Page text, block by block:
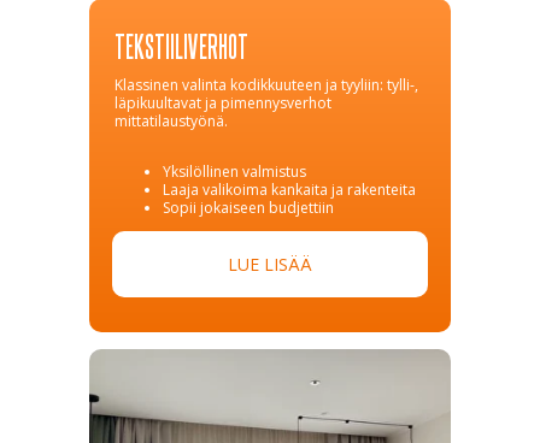
TEKSTIILIVERHOT
Klassinen valinta kodikkuuteen ja tyyliin: tylli-,
läpikuultavat ja pimennysverhot
mittatilaustyönä.
Yksilöllinen valmistus
Laaja valikoima kankaita ja rakenteita
Sopii jokaiseen budjettiin
LUE LISÄÄ